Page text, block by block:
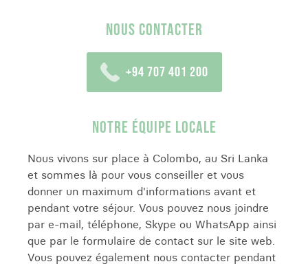
NOUS CONTACTER
+94 707 401 200
NOTRE ÉQUIPE LOCALE
Nous vivons sur place à Colombo, au Sri Lanka
et sommes là pour vous conseiller et vous
donner un maximum d'informations avant et
pendant votre séjour. Vous pouvez nous joindre
par e-mail, téléphone, Skype ou WhatsApp ainsi
que par le formulaire de contact sur le site web.
Vous pouvez également nous contacter pendant